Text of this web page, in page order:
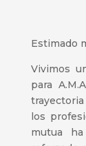
Estimado
Vivimos
para
los
mutua